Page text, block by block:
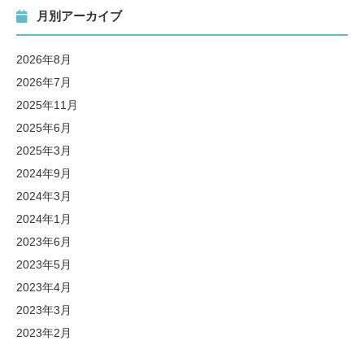
月別アーカイブ
2026年8月
2026年7月
2025年11月
2025年6月
2025年3月
2024年9月
2024年3月
2024年1月
2023年6月
2023年5月
2023年4月
2023年3月
2023年2月